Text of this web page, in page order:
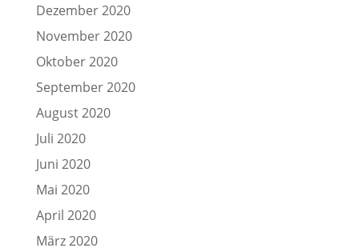
Dezember 2020
November 2020
Oktober 2020
September 2020
August 2020
Juli 2020
Juni 2020
Mai 2020
April 2020
März 2020